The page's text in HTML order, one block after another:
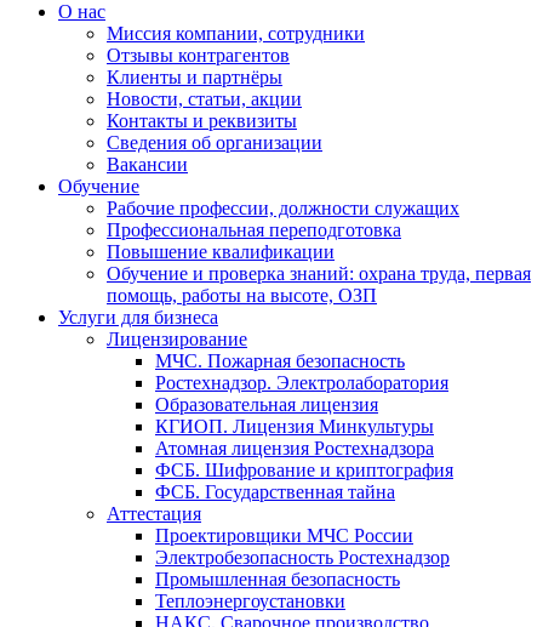
О нас
Миссия компании, сотрудники
Отзывы контрагентов
Клиенты и партнёры
Новости, статьи, акции
Контакты и реквизиты
Сведения об организации
Вакансии
Обучение
Рабочие профессии, должности служащих
Профессиональная переподготовка
Повышение квалификации
Обучение и проверка знаний: охрана труда, первая
помощь, работы на высоте, ОЗП
Услуги для бизнеса
Лицензирование
МЧС. Пожарная безопасность
Ростехнадзор. Электролаборатория
Образовательная лицензия
КГИОП. Лицензия Минкультуры
Атомная лицензия Ростехнадзора
ФСБ. Шифрование и криптография
ФСБ. Государственная тайна
Аттестация
Проектировщики МЧС России
Электробезопасность Ростехнадзор
Промышленная безопасность
Теплоэнергоустановки
НАКС. Сварочное производство